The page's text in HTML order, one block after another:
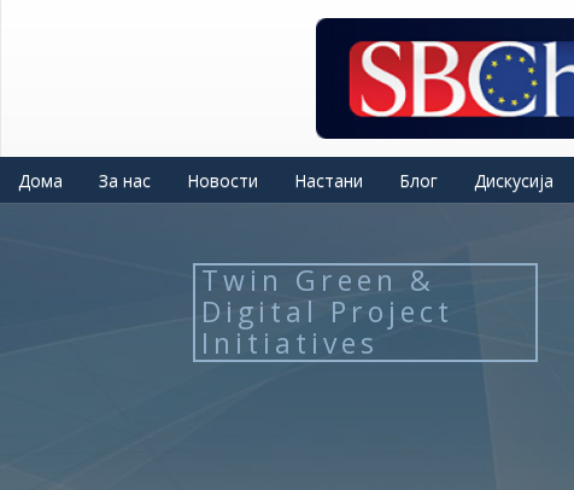
Дома За нас Новости Настани Блог Дискусија
Twin Green &
Digital Project
Initiatives